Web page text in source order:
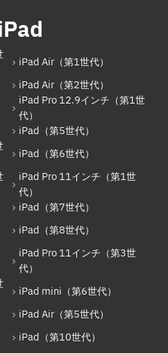
第3世代）
1世代）
5世代）
iPad Air（第1世代）
iPad Air（第2世代）
iPad Pro 12.9インチ（第1世
代）
iPad（第5世代）
iPad（第6世代）
iPad Pro 11インチ（第1世
代）
iPad（第7世代）
iPad（第8世代）
iPad Pro 11インチ（第3世
代）
iPad mini（第6世代）
iPad Air（第5世代）
iPad（第10世代）